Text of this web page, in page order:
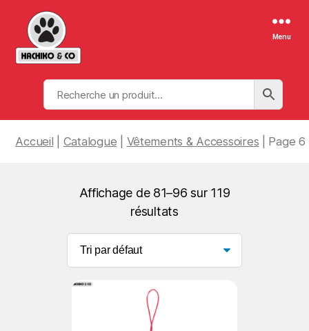
Menu
Accueil Catalogue Vêtements & Accessoires | Page 6
Affichage de 81–96 sur 119
résultats